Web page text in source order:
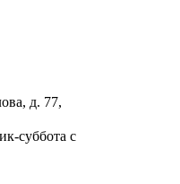
д. 77,
суббота с